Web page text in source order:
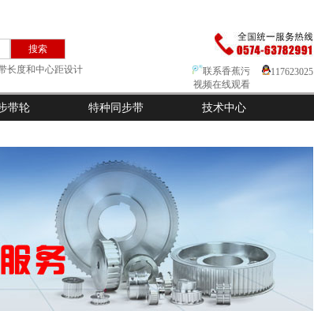
搜索
长度和中心距设计
联系香蕉污
视频在线观看
117623025
带轮 特种同步带 技术中心